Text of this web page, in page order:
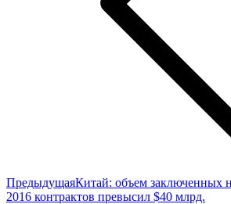
ПредыдущаяПредыдущая
запись:
Китай: объем заключенных
2016 контрактов превысил $40 млрд.